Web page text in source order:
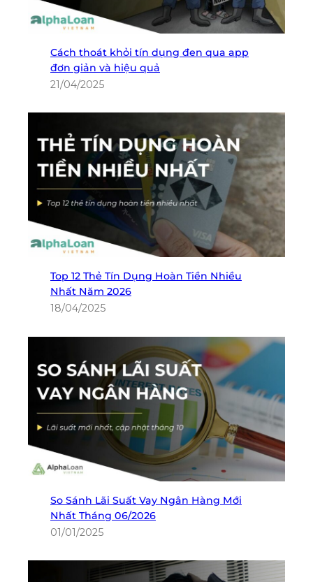
Cách thoát khỏi tín dụng đen qua app
đơn giản và hiệu quả
21/04/2025
Top 12 Thẻ Tín Dụng Hoàn Tiền Nhiều
Nhất Năm 2026
18/04/2025
So Sánh Lãi Suất Vay Ngân Hàng Mới
Nhất Tháng 06/2026
01/01/2025